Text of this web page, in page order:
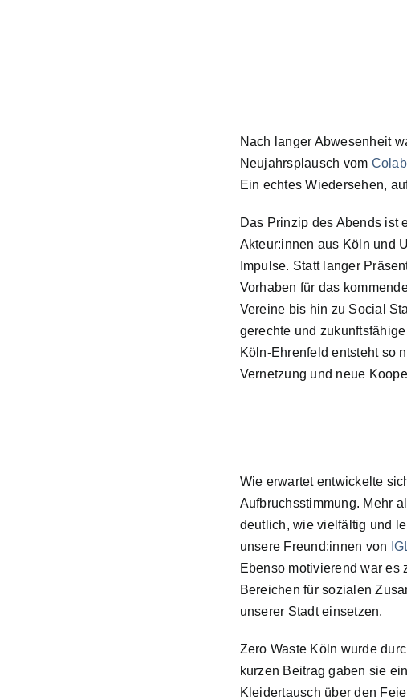
Nach langer Abwesenheit
Neujahrsplausch vom
Ein echtes Wiedersehen,
Das Prinzip des Abends ist
Akteur:innen aus Köln und
Impulse. Statt langer
Vorhaben für das
Vereine bis hin zu Social
gerechte und
Köln-Ehrenfeld entsteht so
Vernetzung und neue
Wie erwartet entwickelte
Aufbruchsstimmung. Mehr
deutlich, wie vielfältig und
unsere Freund:innen von
Ebenso motivierend war
Bereichen für sozialen
unserer Stadt einsetzen.
Zero Waste Köln wurde
kurzen Beitrag gaben sie
Kleidertausch über den